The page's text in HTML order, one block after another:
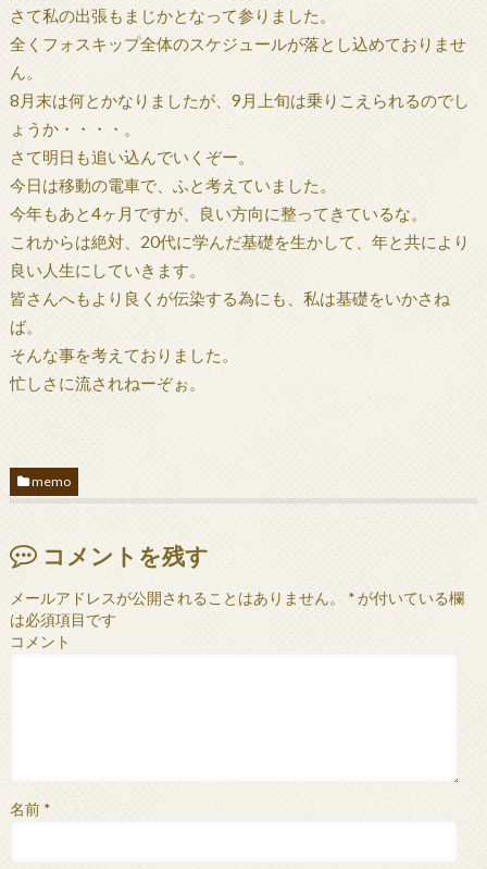
さて私の出張もまじかとなって参りました。
全くフォスキップ全体のスケジュールが落とし込めておりませ
ん。
8月末は何とかなりましたが、9月上旬は乗りこえられるのでし
ょうか・・・・。
さて明日も追い込んでいくぞー。
今日は移動の電車で、ふと考えていました。
今年もあと4ヶ月ですが、良い方向に整ってきているな。
これからは絶対、20代に学んだ基礎を生かして、年と共により
良い人生にしていきます。
皆さんへもより良くが伝染する為にも、私は基礎をいかさね
ば。
そんな事を考えておりました。
忙しさに流されねーぞぉ。
memo
コメントを残す
メールアドレスが公開されることはありません。 *が付いている欄
は必須項目です
コメント
名前 *